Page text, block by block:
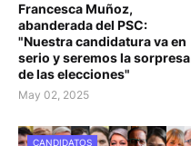
Francesca Muñoz,
abanderada del PSC:
"Nuestra candidatura va en
serio y seremos la sorpresa
de las elecciones"
May 02, 2025
CANDIDATOS